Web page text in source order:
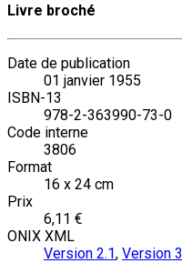
Livre broché
Date de publication
01 janvier 1955
ISBN-13
978-2-363990-73-0
Code interne
3806
Format
16 x 24 cm
Prix
6,11 €
ONIX XML
Version 2.1, Version 3